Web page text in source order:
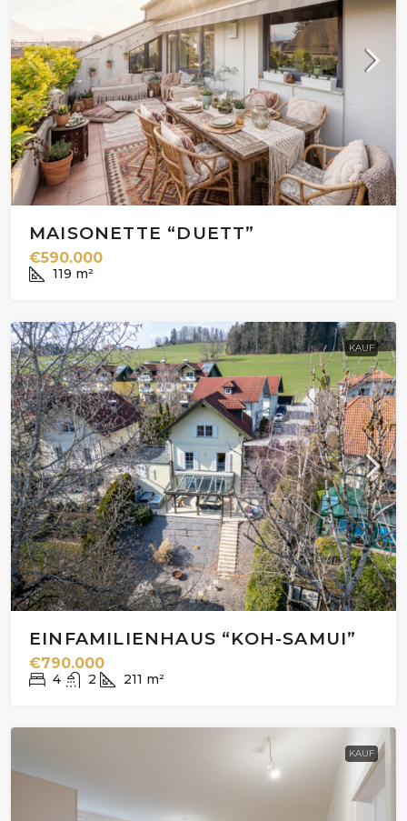
MAISONETTE “DUETT”
€590.000
119 m²
KAUF
EINFAMILIENHAUS “KOH-SAMUI”
€790.000
4 2 211 m²
KAUF